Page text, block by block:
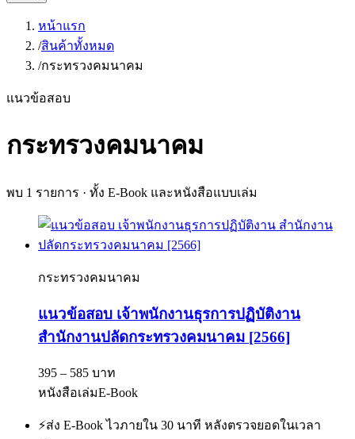
หน้าแรก
/สินค้าทั้งหมด
/กระทรวงคมนาคม
แนวข้อสอบ
กระทรวงคมนาคม
พบ 1 รายการ · ทั้ง E-Book และหนังสือแบบเล่ม
กระทรวงคมนาคม
แนวข้อสอบ เจ้าพนักงานธุรการปฏิบัติงาน
สำนักงานปลัดกระทรวงคมนาคม [2566]
395 – 585 บาท
หนังสือเล่มE-Book
⚡ส่ง E-Book ไวภายใน 30 นาที หลังตรวจยอดในเวลา